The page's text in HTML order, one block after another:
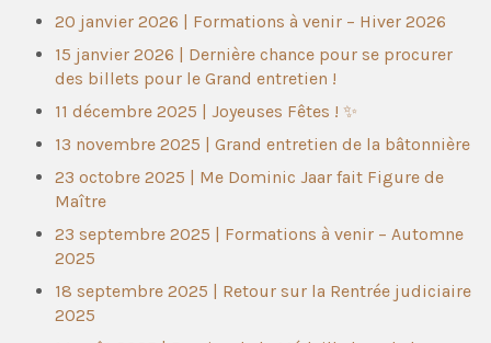
20 janvier 2026 | Formations à venir – Hiver 2026
15 janvier 2026 | Dernière chance pour se procurer
des billets pour le Grand entretien !
11 décembre 2025 | Joyeuses Fêtes ! ✨
13 novembre 2025 | Grand entretien de la bâtonnière
23 octobre 2025 | Me Dominic Jaar fait Figure de
Maître
23 septembre 2025 | Formations à venir – Automne
2025
18 septembre 2025 | Retour sur la Rentrée judiciaire
2025